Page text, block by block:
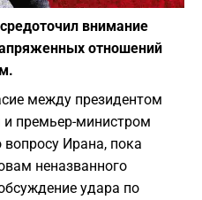
внимание
отношений
между президентом
премьер-министром
Ирана, пока
неназванного
удара по